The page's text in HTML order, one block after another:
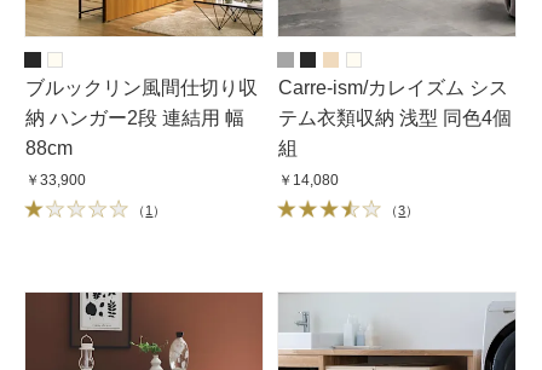
ブルックリン風間仕切り収
納 ハンガー2段 連結用 幅
88cm
￥33,900
（ 1 ）
Carre-ism/カレイズム シス
テム衣類収納 浅型 同色4個
組
￥14,080
（3）